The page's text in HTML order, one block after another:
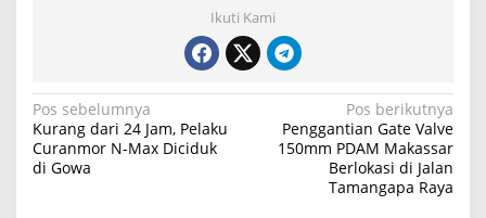
Ikuti Kami
N
a
v
Pos sebelumnya
Kurang dari 24 Jam, Pelaku
Curanmor N-Max Diciduk
di Gowa
Pos berikutnya
Penggantian Gate Valve
150mm PDAM Makassar
Berlokasi di Jalan
Tamangapa Raya